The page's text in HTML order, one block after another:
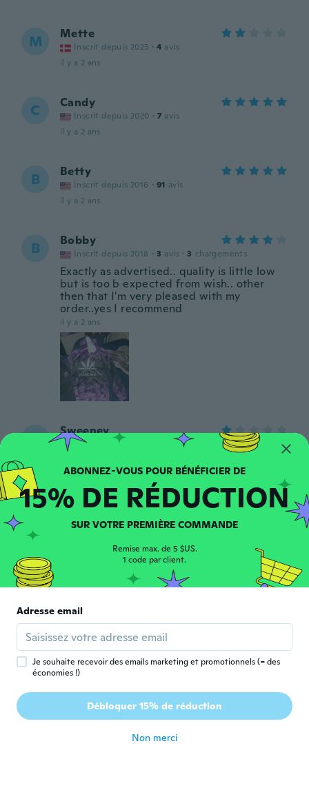
M Mette
Inscrit depuis 2023 · 4 avis
il y a 2 ans
C Candy
Inscrit depuis 2020 · 7 avis
il y a 2 ans
B Betty
Inscrit depuis 2016 · 91 avis
il y a 2 ans
B Bobby
Inscrit depuis 2018 · 3 avis · 3 chargements
Exactly as advertised.. quality is little low
but is too b expected from wish.. other
then that I'm very pleased with my
order..yes I recommend
il y a 2 ans
S Sweeney
Inscrit depuis 2020 avis
hoodie is three times my size
il y a 2 ans
C Christina
Its just like picture
C Catherine
Inscrit depuis 2020 · 26 avis · 2 chargements
il y a 2 ans
K Karst
Inscrit depuis 2018 · 173 avis · 38 chargements
great suit!!
15% DE RÉDUCTION
SUR VOTRE PREMIÈRE COMMANDE
Remise max. de 5 $US.
1 code par client.
Adresse email
Je souhaite recevoir des emails marketing et promotionnels (= des
économies !)
Débloquer 15% de réduction
Non merci